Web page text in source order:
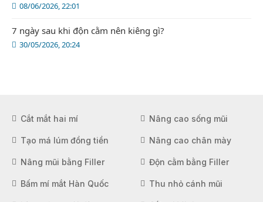
08/06/2026, 22:01
30/05/2026, 20:24
7 ngày sau khi độn cằm nên kiêng gì?
Cắt mắt hai mí Nâng cao sống mũi
Tạo má lúm đồng tiền Nâng cao chân mày
Nâng mũi bằng Filler Độn cằm bằng Filler
Bấm mí mắt Hàn Quốc Thu nhỏ cánh mũi